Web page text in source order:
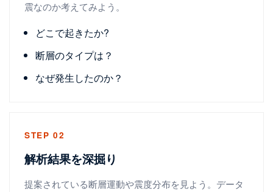
震なのか考えてみよう。
どこで起きたか?
断層のタイプは？
なぜ発生したのか？
STEP 02
解析結果を深掘り
提案されている断層運動や震度分布を見よう。データ